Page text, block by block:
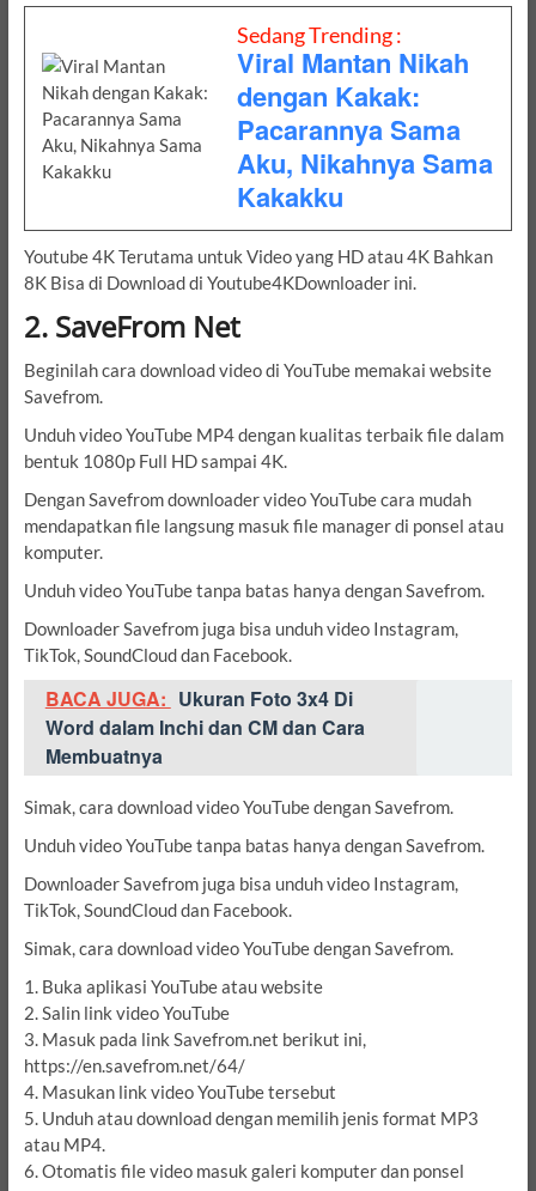
Sedang Trending :
Viral Mantan Nikah
dengan Kakak:
Pacarannya Sama
Aku, Nikahnya Sama
Kakakku
Youtube 4K Terutama untuk Video yang HD atau 4K Bahkan
8K Bisa di Download di Youtube4KDownloader ini.
2. SaveFrom Net
Beginilah cara download video di YouTube memakai website
Savefrom.
Unduh video YouTube MP4 dengan kualitas terbaik file dalam
bentuk 1080p Full HD sampai 4K.
Dengan Savefrom downloader video YouTube cara mudah
mendapatkan file langsung masuk file manager di ponsel atau
komputer.
Unduh video YouTube tanpa batas hanya dengan Savefrom.
Downloader Savefrom juga bisa unduh video Instagram,
TikTok, SoundCloud dan Facebook.
BACA JUGA: Ukuran Foto 3x4 Di
Word dalam Inchi dan CM dan Cara
Membuatnya
Simak, cara download video YouTube dengan Savefrom.
Unduh video YouTube tanpa batas hanya dengan Savefrom.
Downloader Savefrom juga bisa unduh video Instagram,
TikTok, SoundCloud dan Facebook.
Simak, cara download video YouTube dengan Savefrom.
1. Buka aplikasi YouTube atau website
2. Salin link video YouTube
3. Masuk pada link Savefrom.net berikut ini,
https://en.savefrom.net/64/
4. Masukan link video YouTube tersebut
5. Unduh atau download dengan memilih jenis format MP3
atau MP4.
6. Otomatis file video masuk galeri komputer dan ponsel